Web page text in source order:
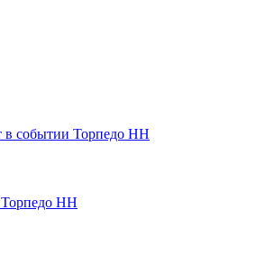
Торпедо НН
Торпедо НН